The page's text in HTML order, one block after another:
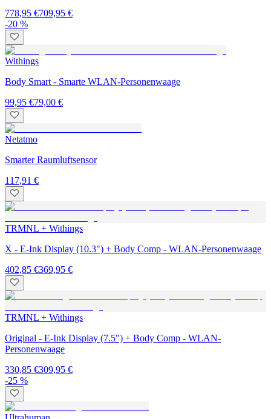
778,95 €709,95 €
-20 %
Withings
Body Smart - Smarte WLAN-Personenwaage
99,95 €79,00 €
Netatmo
Smarter Raumluftsensor
117,91 €
TRMNL + Withings
X - E-Ink Display (10.3") + Body Comp - WLAN-Personenwaage
402,85 €369,95 €
TRMNL + Withings
Original - E-Ink Display (7.5") + Body Comp - WLAN-
Personenwaage
330,85 €309,95 €
-25 %